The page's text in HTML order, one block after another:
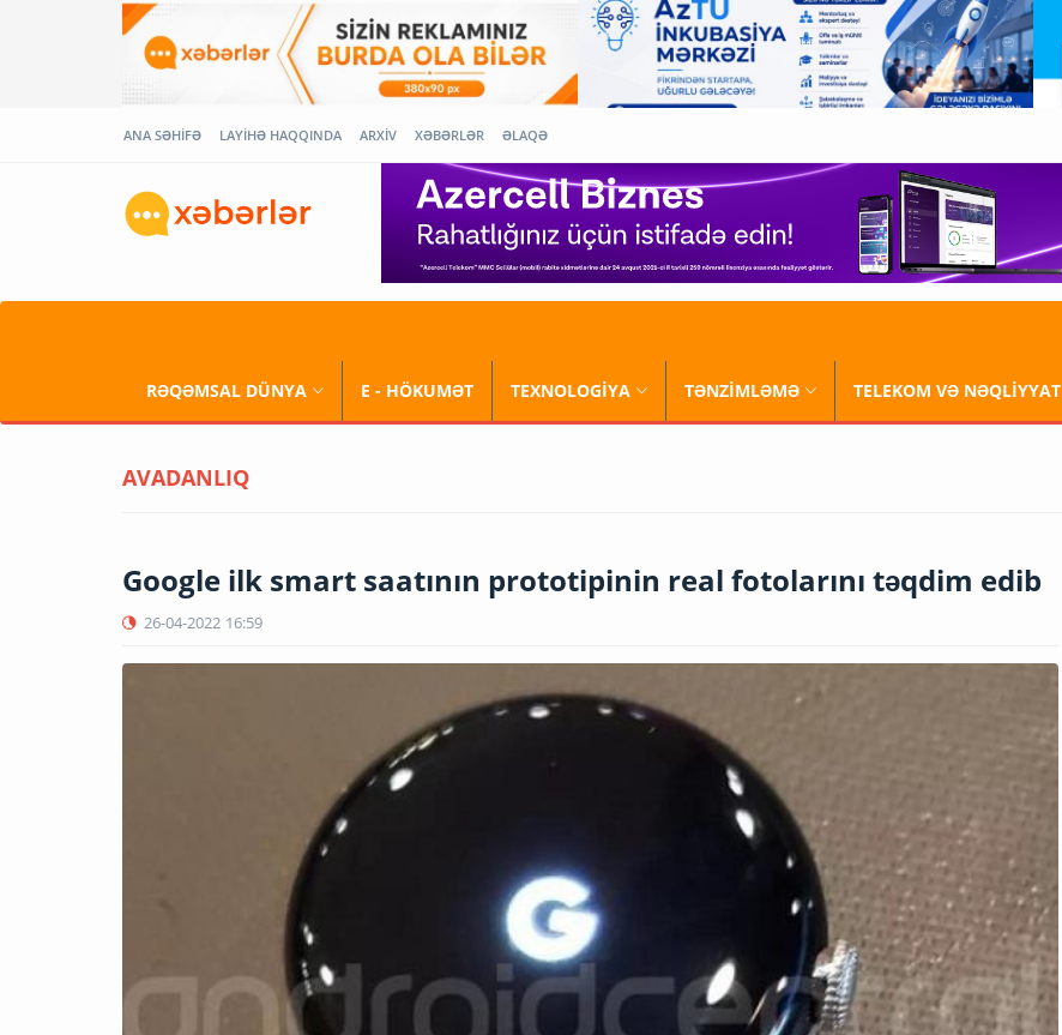
ANA SƏHİFƏ LAYİHƏ HAQQINDA ARXİV XƏBƏRLƏR ƏLAQƏ
RƏQƏMSAL DÜNYA E - HÖKUMƏT TEXNOLOGİYA TƏNZİMLƏMƏ TELEKOM VƏ NƏQLİYYAT
AVADANLIQ
Google ilk smart saatının prototipinin real fotolarını təqdim edib
26-04-2022 16:59